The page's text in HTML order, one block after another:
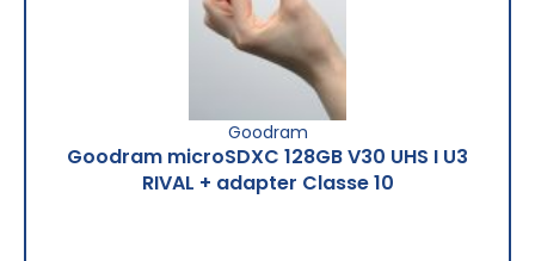
Goodram
Goodram microSDXC 128GB V30 UHS I U3
RIVAL + adapter Classe 10